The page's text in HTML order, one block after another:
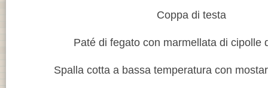
Coppa di testa
Paté di fegato con marmellata di cipolle
Spalla cotta a bassa temperatura con